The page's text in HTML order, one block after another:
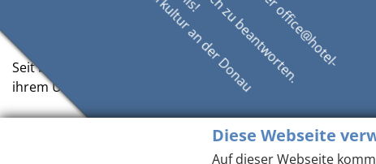
Sustainable Development Goals) (am besten im
Seit bereits zehn Jahren holt das Magazin Menschen vor
ihrem Unternehmen für eine nachhaltige Entwicklung
Diese Webseite
Auf dieser Webseite